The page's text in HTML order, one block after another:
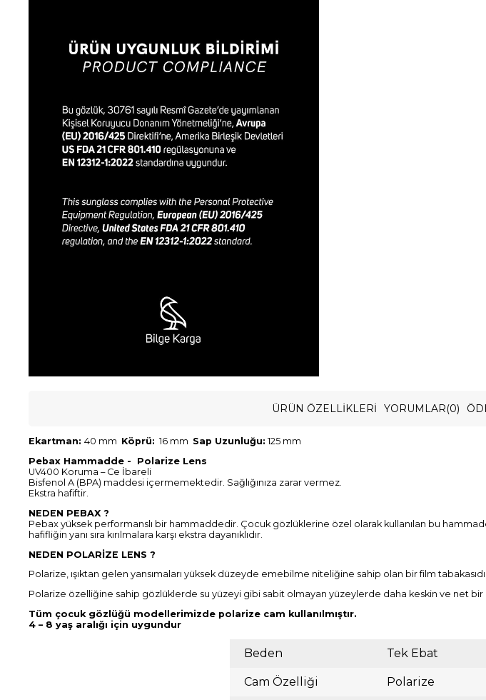
ÜRÜN ÖZELLIKLERI YORUMLAR(0)
Ekartman: 40 mm Köprü: 16 mm Sap Uzunluğu: 125 mm
Pebax Hammadde - Polarize Lens
UV400 Koruma – Ce İbareli
Bisfenol A (BPA) maddesi içermemektedir. Sağlığınıza zarar vermez.
Ekstra hafiftir.
NEDEN PEBAX ?
Pebax yüksek performanslı bir hammaddedir. Çocuk gözlüklerine özel olarak kullanılan bu
hafifliğin yanı sıra kırılmalara karşı ekstra dayanıklıdır.
NEDEN POLARİZE LENS ?
Polarize, ışıktan gelen yansımaları yüksek düzeyde emebilme niteliğine sahip olan bir film
Polarize özelliğine sahip gözlüklerde su yüzeyi gibi sabit olmayan yüzeylerde daha keskin ve net bir
Tüm çocuk gözlüğü modellerimizde polarize cam kullanılmıştır.
4 – 8 yaş aralığı için uygundur
Beden Tek Ebat
Cam Özelliği Polarize